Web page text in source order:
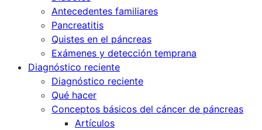
Antecedentes familiares
Pancreatitis
Quistes en el páncreas
Exámenes y detección temprana
Diagnóstico reciente
Diagnóstico reciente
Qué hacer
Conceptos básicos del cáncer de páncreas
Artículos